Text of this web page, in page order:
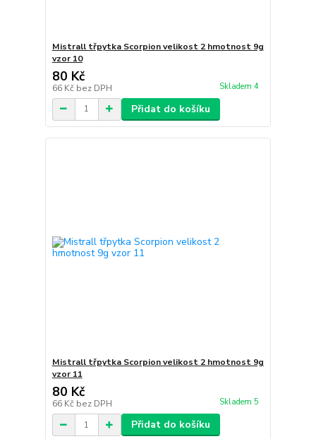
Mistrall třpytka Scorpion velikost 2 hmotnost 9g
vzor 10
80 Kč
66 Kč bez DPH Skladem 4
Přidat do košíku
Mistrall třpytka Scorpion velikost 2 hmotnost 9g
vzor 11
80 Kč
66 Kč bez DPH Skladem 5
Přidat do košíku